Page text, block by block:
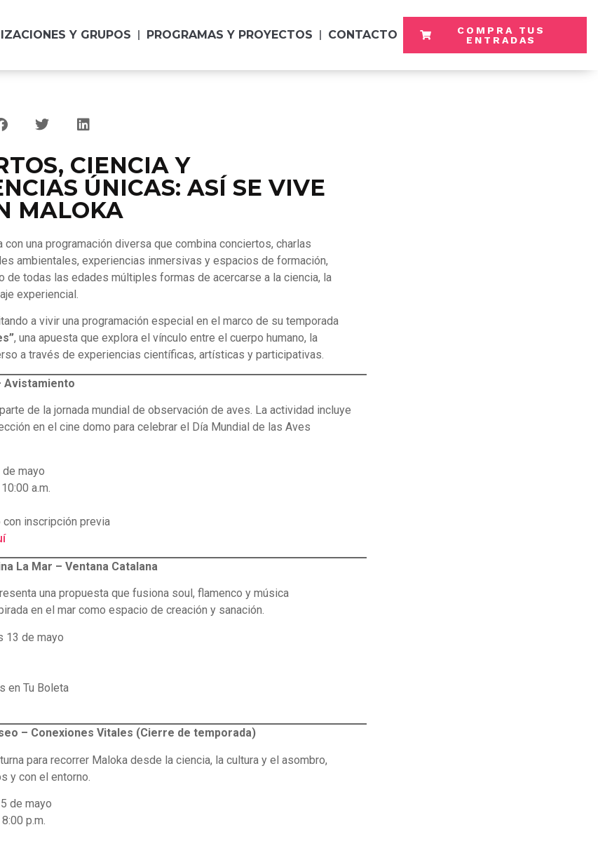
Y GRUPOS PROGRAMAS Y PROYECTOS CONTACTO
COMPRA TUS
ENTRADAS
CIENCIA Y
ÚNICAS: ASÍ SE VIVE
MALOKA
con una programación diversa que combina conciertos, charlas
ambientales, experiencias inmersivas y espacios de formación,
de todas las edades múltiples formas de acercarse a la ciencia, la
experiencial.
a vivir una programación especial en el marco de su temporada
, una apuesta que explora el vínculo entre el cuerpo humano, la
a través de experiencias científicas, artísticas y participativas.
Avistamiento
de la jornada mundial de observación de aves. La actividad incluye
en el cine domo para celebrar el Día Mundial de las Aves
mayo
a.m.
con inscripción previa
La Mar – Ventana Catalana
una propuesta que fusiona soul, flamenco y música
en el mar como espacio de creación y sanación.
13 de mayo
en Tu Boleta
– Conexiones Vitales (Cierre de temporada)
para recorrer Maloka desde la ciencia, la cultura y el asombro,
y con el entorno.
de mayo
p.m.